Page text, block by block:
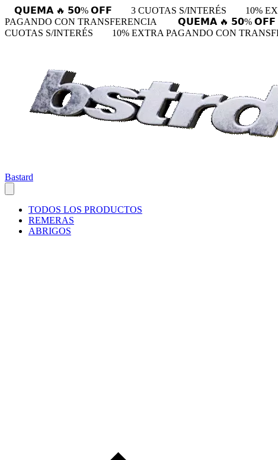
𝗤𝗨𝗘𝗠𝗔 🔥 𝟱𝟬% 𝗢𝗙𝗙 3 CUOTAS S/INTERÉS 10%
PAGANDO CON TRANSFERENCIA
𝗤𝗨𝗘𝗠𝗔 🔥 𝟱𝟬% 𝗢𝗙𝗙
CUOTAS S/INTERÉS
10% EXTRA PAGANDO CON
Bastard
TODOS LOS PRODUCTOS
REMERAS
ABRIGOS